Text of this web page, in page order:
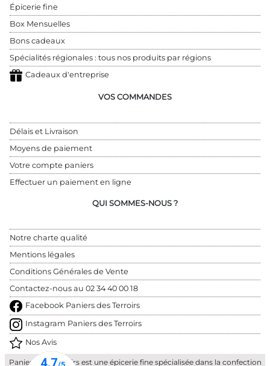
Épicerie fine
Box Mensuelles
Bons cadeaux
Spécialités régionales : tous nos produits par régions
Cadeaux d'entreprise
VOS COMMANDES
Délais et Livraison
Moyens de paiement
Votre compte paniers
Effectuer un paiement en ligne
QUI SOMMES-NOUS ?
Notre charte qualité
Mentions légales
Conditions Générales de Vente
Contactez-nous au 02 34 40 00 18
Facebook Paniers des Terroirs
Instagram Paniers des Terroirs
Nos Avis
Paniers des Terroirs est une épicerie fine spécialisée dans la confection